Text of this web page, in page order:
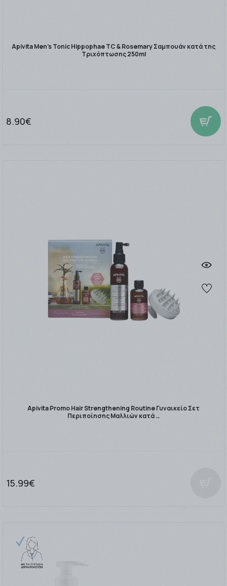
Apivita Men's Tonic Hippophae TC & Rosemary Σαμπουάν κατά της
Τριχόπτωσης 250ml
8.90€
Apivita Promo Hair Strengthening Routine Γυναικείο Σετ
Περιποίησης Μαλλιών κατά …
15.99€